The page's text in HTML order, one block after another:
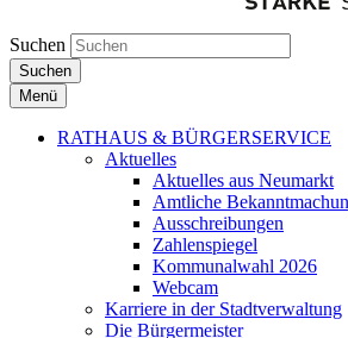
Suchen
Suchen
Menü
RATHAUS & BÜRGERSERVICE
Aktuelles
Aktuelles aus Neumarkt
Amtliche
Ausschreibungen
Zahlenspiegel
Kommunalwahl 2026
Webcam
Karriere in der Stadtverwaltung
Die Bürgermeister